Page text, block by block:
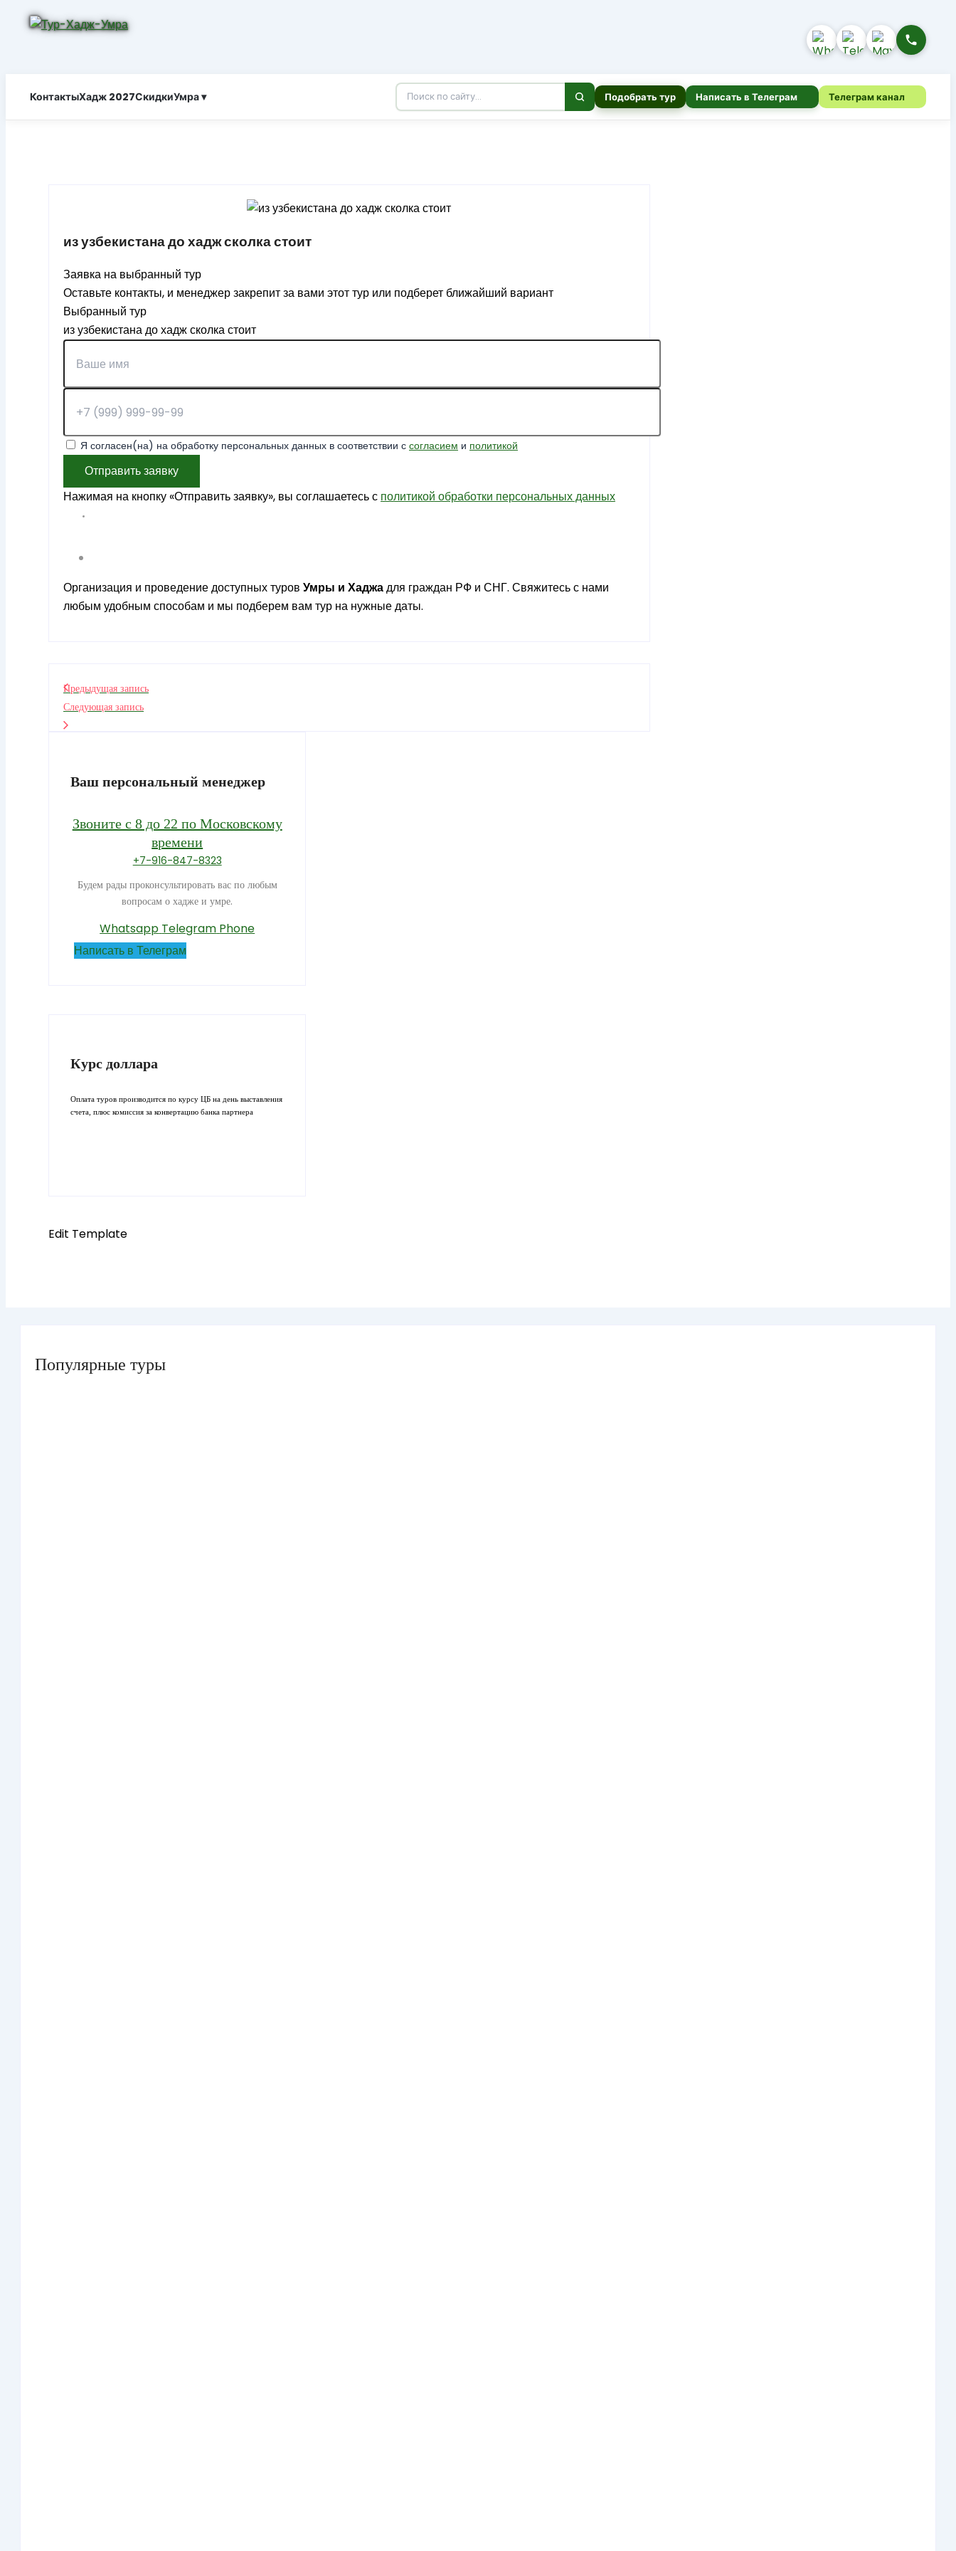
КонтактыХадж 2027СкидкиУмра ▾ Подобрать тур Написать в Телеграм Телеграм канал
из узбекистана до хадж сколка стоит
Заявка на выбранный тур
Оставьте контакты, и менеджер закрепит за вами этот тур или подберет ближайший вариант
Выбранный тур
из узбекистана до хадж сколка стоит
Я согласен(на) на обработку персональных данных в соответствии с согласием и политикой
Отправить заявку
Нажимая на кнопку «Отправить заявку», вы соглашаетесь с политикой обработки персональных данных
Организация и проведение доступных туров Умры и Хаджадля граждан РФ и СНГ. Свяжитесь с нами
любым удобным способам и мы подберем вам тур на нужные даты.
Предыдущая запись
Следующая запись
Ваш персональный менеджер
Звоните с 8 до 22 по Московскому
времени
+7-916-847-8323
Будем рады проконсультировать вас по любым
вопросам о хадже и умре.
Whatsapp Telegram Phone
Написать в Телеграм
Курс доллара
Оплата туров производится по курсу ЦБ на день выставления
счета, плюс комиссия за конвертацию банка партнера
Edit Template
Популярные туры